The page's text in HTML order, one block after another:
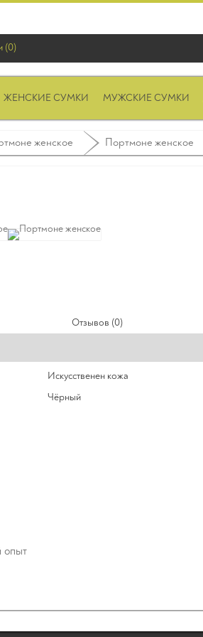
(0)
ЖЕНСКИЕ СУМКИ МУЖСКИЕ СУМКИ
женское Портмоне женское
Отзывов (0)
Искусственен кожа
Чёрный
опыт